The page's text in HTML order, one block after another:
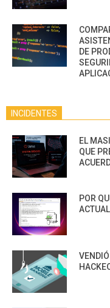
DE
INCIDENTES
EL
QUE
POR